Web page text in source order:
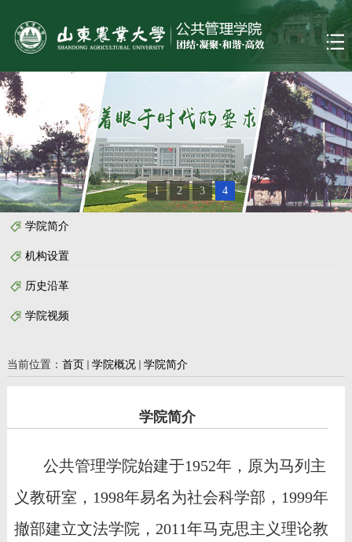
1 2 3 4
学院简介
机构设置
历史沿革
学院视频
当前位置： 首页 学院概况 学院简介
学院简介
公共管理学院始建于1952年，原为马列主
义教研室， 1998年易名为社会科学部， 1999年
撤部建立文法学院， 2011年马克思主义理论教